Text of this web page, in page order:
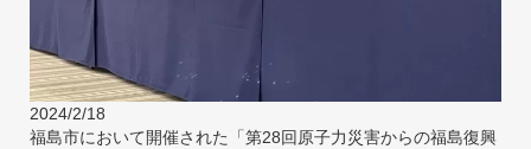
2024/2/18
福島市において開催された「第28回原子力災害からの福島復興